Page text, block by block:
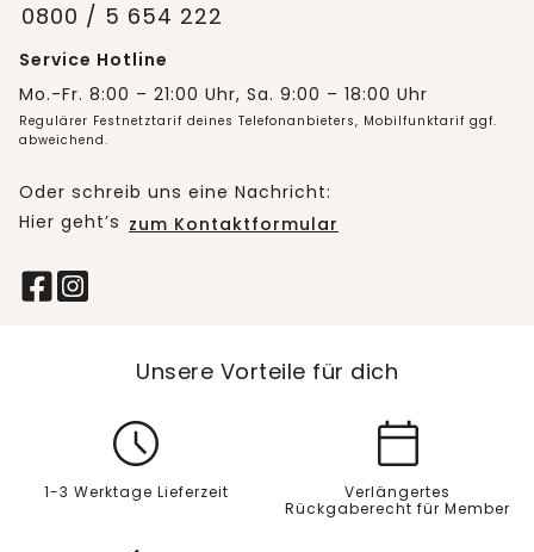
0800 / 5 654 222
Service Hotline
Mo.-Fr. 8:00 – 21:00 Uhr, Sa. 9:00 – 18:00 Uhr
Regulärer Festnetztarif deines Telefonanbieters, Mobilfunktarif ggf.
abweichend.
Oder schreib uns eine Nachricht:
Hier geht’s zum Kontaktformular
Unsere Vorteile für dich
1-3 Werktage Lieferzeit
Verlängertes
Rückgaberecht für Member